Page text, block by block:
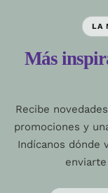
LA
Más
Recibe
promociones y
Indícanos dónde